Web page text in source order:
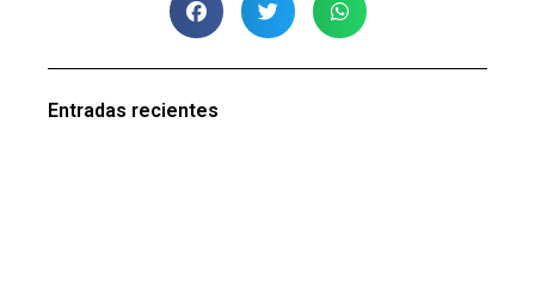
Entradas recientes